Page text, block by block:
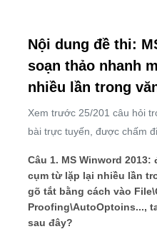
Nội dung đề thi:
soạn thảo nhanh
nhiều lần trong
Xem trước 25/201 câu hỏi
bài trực tuyến, được chấm
Câu 1. MS Winword
cụm từ lặp lại nhiều lần
gõ tắt bằng cách vào
Proofing\AutoOptoins...,
sau đây?